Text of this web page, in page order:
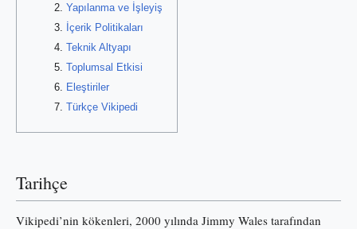
Yapılanma ve İşleyiş
İçerik Politikaları
Teknik Altyapı
Toplumsal Etkisi
Eleştiriler
Türkçe Vikipedi
Tarihçe
Vikipedi’nin kökenleri, 2000 yılında Jimmy Wales tarafından